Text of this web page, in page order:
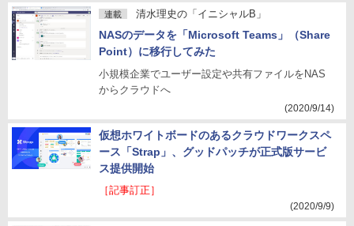
連載 清水理史の「イニシャルB」
NASのデータを「Microsoft Teams」（Share
Point）に移行してみた
小規模企業でユーザー設定や共有ファイルをNAS
からクラウドへ
(2020/9/14)
仮想ホワイトボードのあるクラウドワークスペ
ース「Strap」、グッドパッチが正式版サービ
ス提供開始
［記事訂正］
(2020/9/9)